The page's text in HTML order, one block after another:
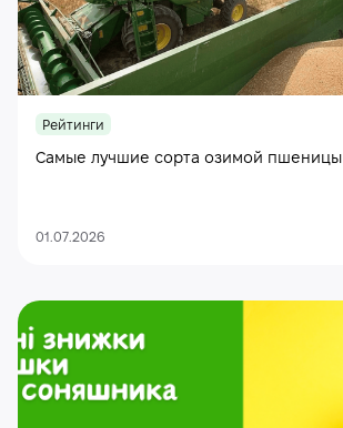
Рейтинги
Самые лучшие сорта озимой пшеницы
01.07.2026